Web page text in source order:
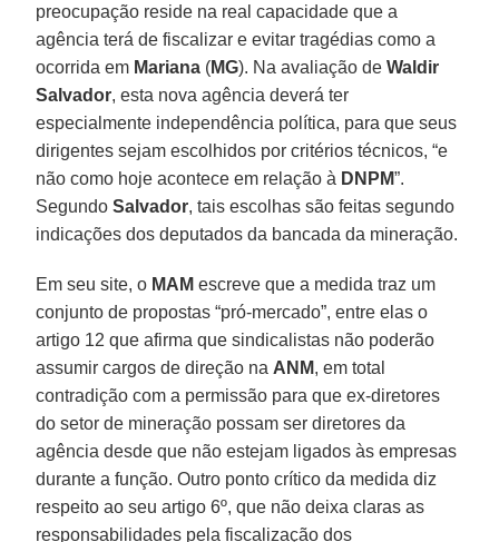
preocupação reside na real capacidade que a
agência terá de fiscalizar e evitar tragédias como a
ocorrida em Mariana (MG). Na avaliação deWaldir
Salvador, esta nova agência deverá ter
especialmente independência política, para que seus
dirigentes sejam escolhidos por critérios técnicos, “e
não como hoje acontece em relação à DNPM”.
SegundoSalvador, tais escolhas são feitas segundo
indicações dos deputados da bancada da mineração.
Em seu site, o MAM escreve que a medida traz um
conjunto de propostas “pró-mercado”, entre elas o
artigo 12 que afirma que sindicalistas não poderão
assumir cargos de direção na ANM, em total
contradição com a permissão para que ex-diretores
do setor de mineração possam ser diretores da
agência desde que não estejam ligados às empresas
durante a função. Outro ponto crítico da medida diz
respeito ao seu artigo 6º, que não deixa claras as
responsabilidades pela fiscalização dos